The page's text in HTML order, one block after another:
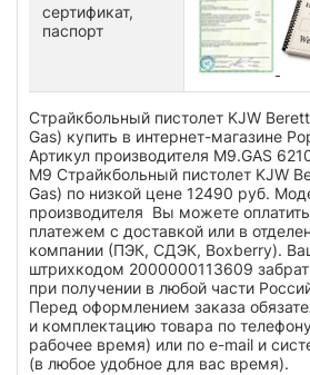
сертификат,
паспорт
Страйкбольный пистолет KJW
Gas) купить в интернет-магазине
Артикул производителя M9.GAS
M9 Страйкбольный пистолет KJW
Gas) по низкой цене 12490 руб.
производителя Вы можете
платежем с доставкой или в
компании (ПЭК, СДЭК, Boxberry).
штрихкодом 2000000113609
при получении в любой части
Перед оформлением заказа
и комплектацию товара по
рабочее время) или по e-mail и
(в любое удобное для вас время).